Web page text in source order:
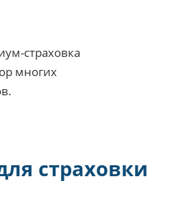
страховка
многих
страховки